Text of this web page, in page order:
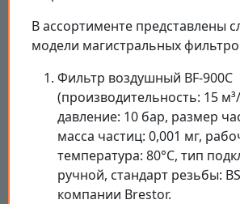
В ассортименте представлены
модели магистральных
Фильтр воздушный BF-900C
(производительность: 15
давление: 10 бар, размер
масса частиц: 0,001 мг,
температура: 80°C, тип
ручной, стандарт резьбы:
компании Brestor.